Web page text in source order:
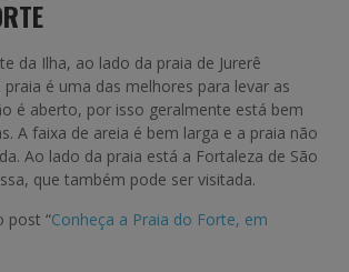
da Ilha, ao lado da praia de Jurerê
é uma das melhores para levar as
é aberto, por isso geralmente está bem
A faixa de areia é bem larga e a praia não
Ao lado da praia está a Fortaleza de São
que também pode ser visitada.
post “Conheça a Praia do Forte, em